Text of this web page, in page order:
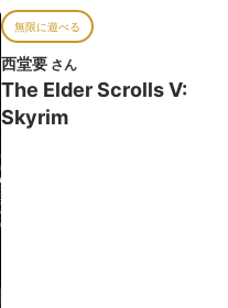
無限に遊べる
西堂要 さん
The Elder Scrolls V:
Skyrim